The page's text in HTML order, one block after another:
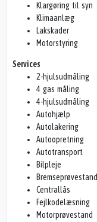
Klargøring til syn
Klimaanlæg
Lakskader
Motorstyring
Services
2-hjulsudmåling
4 gas måling
4-hjulsudmåling
Autohjælp
Autolakering
Autoopretning
Autotransport
Bilpleje
Bremseprøvestand
Centrallås
Fejlkodelæsning
Motorprøvestand